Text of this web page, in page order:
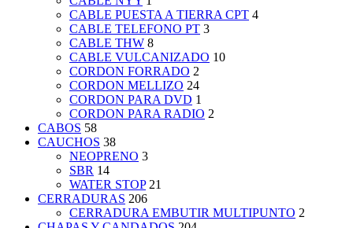
CABLE PUESTA A TIERRA CPT 4
CABLE TELEFONO PT 3
CABLE THW 8
CABLE VULCANIZADO 10
CORDON FORRADO 2
CORDON MELLIZO 24
CORDON PARA DVD 1
CORDON PARA RADIO 2
CABOS 58
CAUCHOS 38
NEOPRENO 3
SBR 14
WATER STOP 21
CERRADURAS 206
CERRADURA EMBUTIR MULTIPUNTO 2